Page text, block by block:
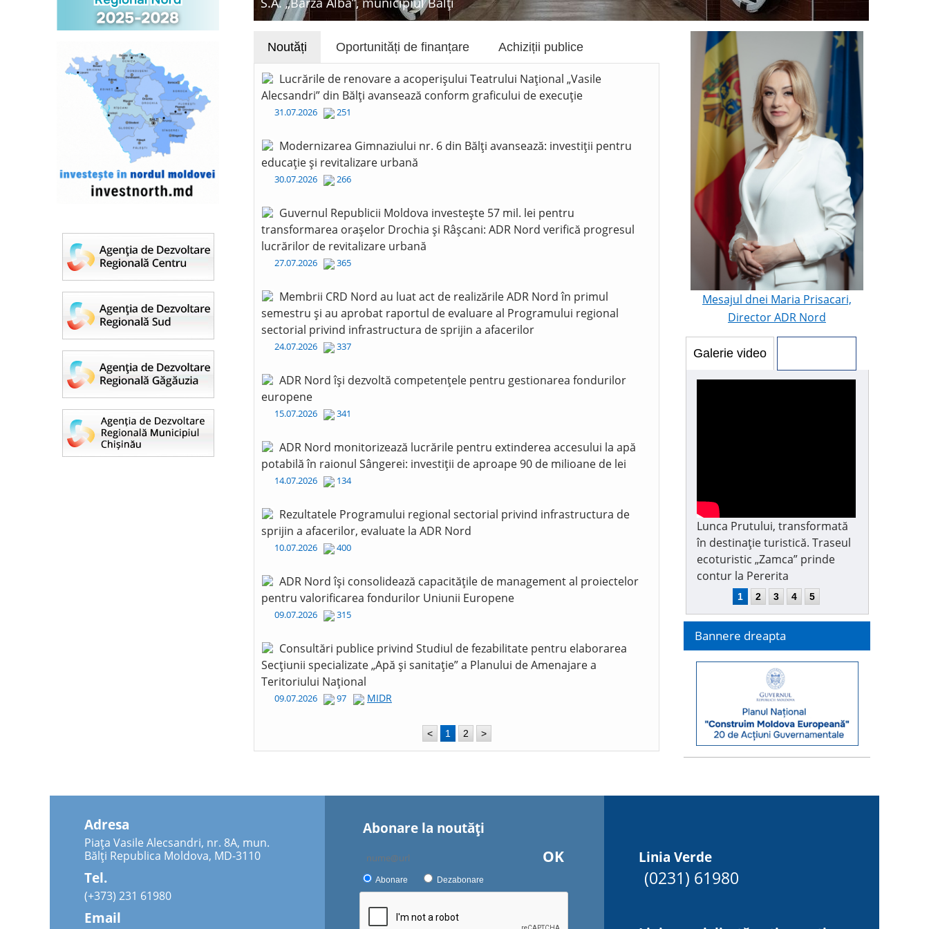
Noutăți Oportunități de finanțare Achiziții publice
Lucrările de renovare a acoperișului Teatrului Național „Vasile
Alecsandri” din Bălți avansează conform graficului de execuție
31.07.2026 251
Modernizarea Gimnaziului nr. 6 din Bălți avansează: investiții pentru
educație și revitalizare urbană
30.07.2026 266
Guvernul Republicii Moldova investește 57 mil. lei pentru
transformarea orașelor Drochia și Râșcani: ADR Nord verifică progresul
lucrărilor de revitalizare urbană
27.07.2026 365
Membrii CRD Nord au luat act de realizările ADR Nord în primul
semestru și au aprobat raportul de evaluare al Programului regional
sectorial privind infrastructura de sprijin a afacerilor
24.07.2026 337
ADR Nord își dezvoltă competențele pentru gestionarea fondurilor
europene
15.07.2026 341
ADR Nord monitorizează lucrările pentru extinderea accesului la apă
potabilă în raionul Sângerei: investiții de aproape 90 de milioane de lei
14.07.2026 134
Rezultatele Programului regional sectorial privind infrastructura de
sprijin a afacerilor, evaluate la ADR Nord
10.07.2026 400
ADR Nord își consolidează capacitățile de management al proiectelor
pentru valorificarea fondurilor Uniunii Europene
09.07.2026 315
Consultări publice privind Studiul de fezabilitate pentru elaborarea
Secțiunii specializate „Apă și sanitație” a Planului de Amenajare a
Teritoriului Național
09.07.2026 97 MIDR
< 1 2 >
Mesajul dnei Maria Prisacari,
Director ADR Nord
Galerie video
Lunca Prutului, transformată
în destinație turistică. Traseul
ecoturistic „Zamca” prinde
contur la Pererita
1 2 3 4 5
Bannere dreapta
Adresa
Piața Vasile Alecsandri, nr. 8A, mun.
Bălți Republica Moldova, MD-3110
Tel.
(+373) 231 61980
Email
Abonare la noutăţi
OK
Abonare Dezabonare
Linia Verde
(0231) 61980